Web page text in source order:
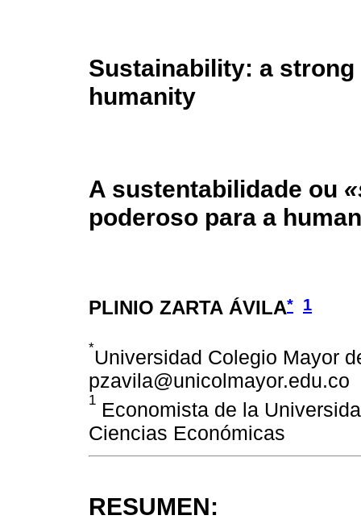
Sustainability: a
humanity
A sustentabilidade ou
poderoso para a
PLINIO ZARTA ÁVILA* 1
*Universidad Colegio Mayor
pzavila@unicolmayor.edu.co
1 Economista de la
Ciencias Económicas
RESUMEN: